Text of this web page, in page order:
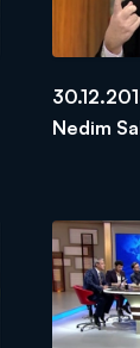
Nedim